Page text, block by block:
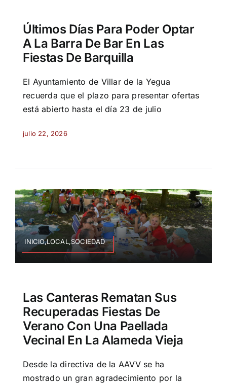
Últimos Días Para Poder Optar
A La Barra De Bar En Las
Fiestas De Barquilla
El Ayuntamiento de Villar de la Yegua
recuerda que el plazo para presentar ofertas
está abierto hasta el día 23 de julio
julio 22, 2026
INICIO,LOCAL,SOCIEDAD
Las Canteras Rematan Sus
Recuperadas Fiestas De
Verano Con Una Paellada
Vecinal En La Alameda Vieja
Desde la directiva de la AAVV se ha
mostrado un gran agradecimiento por la